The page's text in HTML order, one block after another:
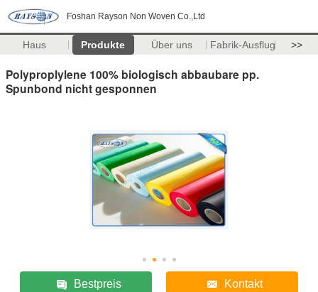
Foshan Rayson Non Woven Co.,Ltd
Haus Produkte Über uns Fabrik-Ausflug >>
Polyproplylene 100% biologisch abbaubare pp.
Spunbond nicht gesponnen
Bestpreis Kontakt